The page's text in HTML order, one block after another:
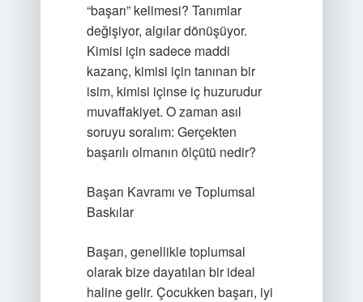
“başarı” kelimesi? Tanımlar
değişiyor, algılar dönüşüyor.
Kimisi için sadece maddi
kazanç, kimisi için tanınan bir
isim, kimisi içinse iç huzurudur
muvaffakiyet. O zaman asıl
soruyu soralım: Gerçekten
başarılı olmanın ölçütü nedir?
Başarı Kavramı ve Toplumsal
Baskılar
Başarı, genellikle toplumsal
olarak bize dayatılan bir ideal
haline gelir. Çocukken başarı, iyi